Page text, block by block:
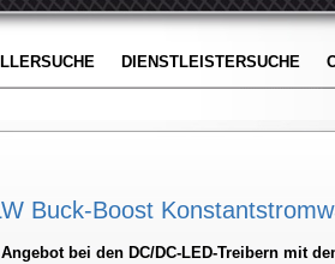
DIENSTLEISTERSUCHE
Buck-Boost
bei den DC/DC-LED-Treibern mit